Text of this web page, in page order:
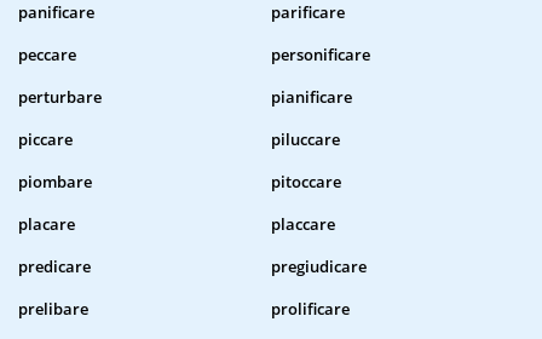
panificare
parificare
peccare
personificare
perturbare
pianificare
piccare
piluccare
piombare
pitoccare
placare
placcare
predicare
pregiudicare
prelibare
prolificare